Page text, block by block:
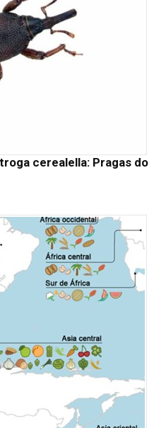
cerealella: Pragas do